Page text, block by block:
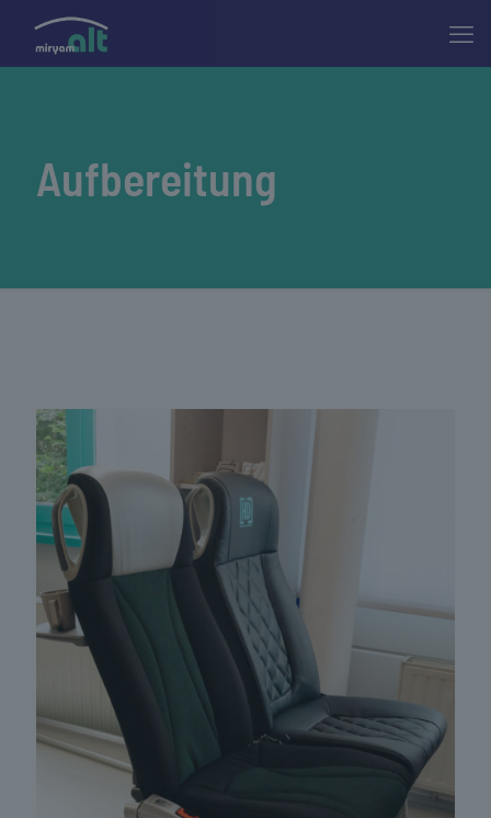
Aufbereitung